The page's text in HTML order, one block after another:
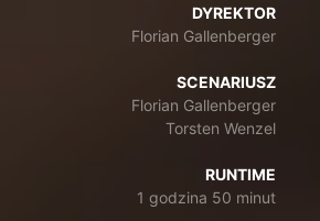
DYREKTOR
Florian Gallenberger
SCENARIUSZ
Florian Gallenberger
Torsten Wenzel
RUNTIME
1 godzina 50 minut